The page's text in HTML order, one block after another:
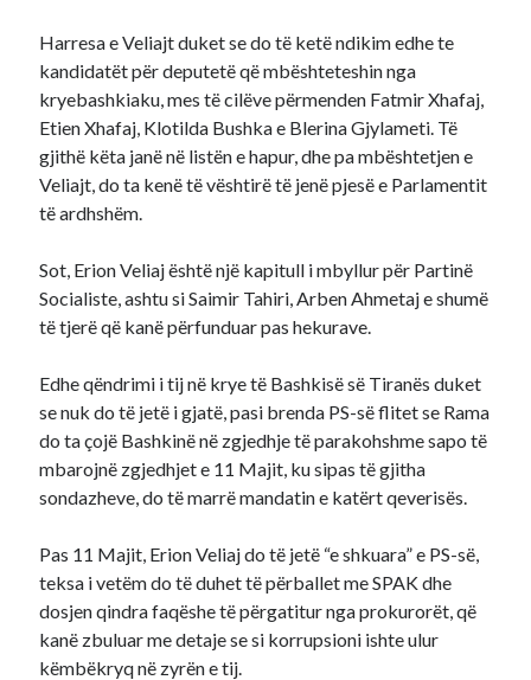
Harresa e Veliajt duket se do të ketë ndikim edhe te
kandidatët për deputetë që mbështeteshin nga
kryebashkiaku, mes të cilëve përmenden Fatmir Xhafaj,
Etien Xhafaj, Klotilda Bushka e Blerina Gjylameti. Të
gjithë këta janë në listën e hapur, dhe pa mbështetjen e
Veliajt, do ta kenë të vështirë të jenë pjesë e Parlamentit
të ardhshëm.
Sot, Erion Veliaj është një kapitull i mbyllur për Partinë
Socialiste, ashtu si Saimir Tahiri, Arben Ahmetaj e shumë
të tjerë që kanë përfunduar pas hekurave.
Edhe qëndrimi i tij në krye të Bashkisë së Tiranës duket
se nuk do të jetë i gjatë, pasi brenda PS-së flitet se Rama
do ta çojë Bashkinë në zgjedhje të parakohshme sapo të
mbarojnë zgjedhjet e 11 Majit, ku sipas të gjitha
sondazheve, do të marrë mandatin e katërt qeverisës.
Pas 11 Majit, Erion Veliaj do të jetë “e shkuara” e PS-së,
teksa i vetëm do të duhet të përballet me SPAK dhe
dosjen qindra faqëshe të përgatitur nga prokurorët, që
kanë zbuluar me detaje se si korrupsioni ishte ulur
këmbëkryq në zyrën e tij.